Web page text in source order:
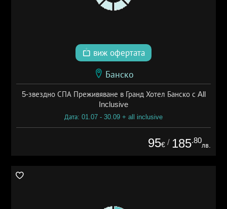
виж офертата
Банско
5-звездно СПА Преживяване в Гранд Хотел Банско с All
Inclusive
Дата: 01.07 - 30.09 + all inclusive
95€ / 185.80
лв.